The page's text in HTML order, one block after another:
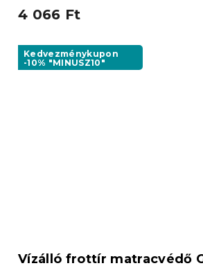
4 066 Ft
Kedvezménykupon
-10% "MINUSZ10"
Vízálló frottír matracvédő